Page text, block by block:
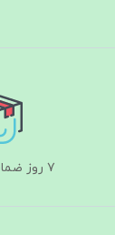
۷ روز ضمانت بازگشت